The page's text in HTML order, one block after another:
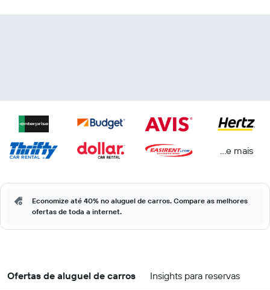
...e mais
Economize até 40% no aluguel de carros. Compare as melhores
ofertas de toda a internet.
Ofertas de aluguel de carros Insights para reservas